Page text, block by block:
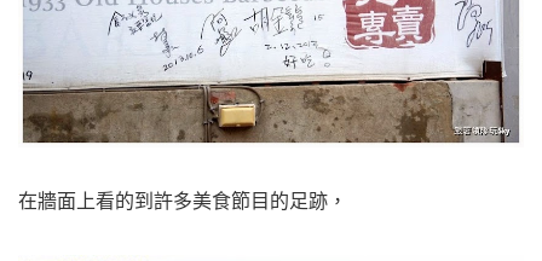
在牆面上看的到許多美食節目的足跡，